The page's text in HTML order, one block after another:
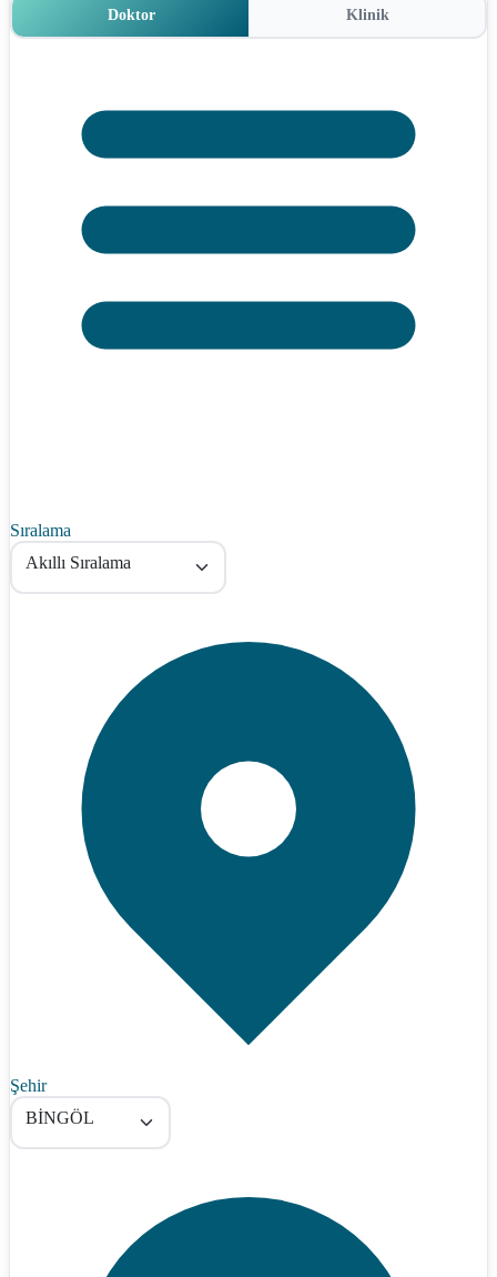
Doktor Klinik
Sıralama
Akıllı Sıralama
Şehir
BİNGÖL